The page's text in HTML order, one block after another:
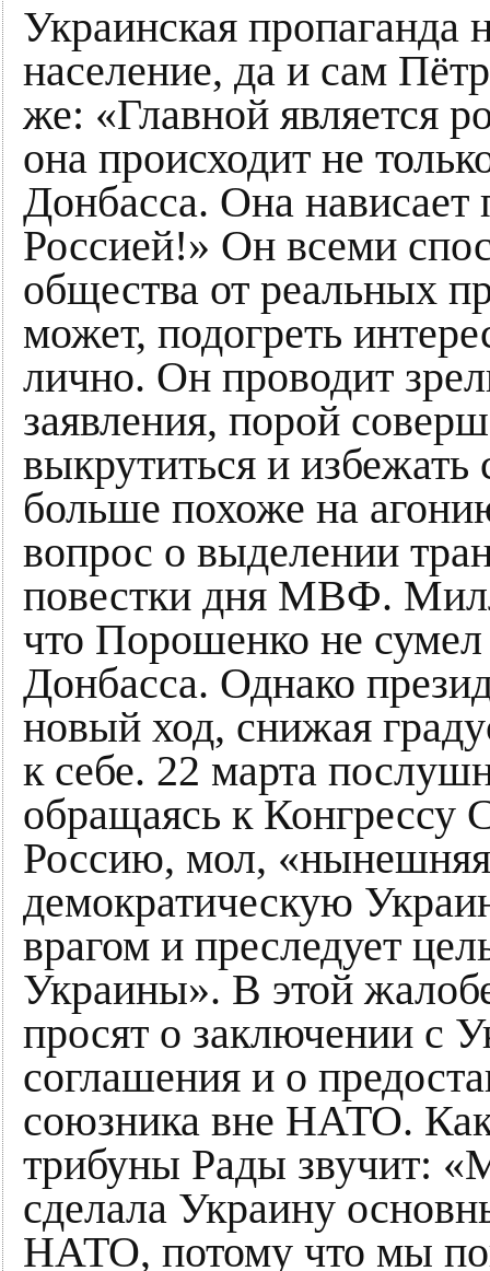
Украинская пропаганда
население, да и сам
же: «Главной является
она происходит не
Донбасса. Она
Россией!» Он всеми
общества от реальных
может, подогреть
лично. Он проводит
заявления, порой
выкрутиться и
больше похоже на
вопрос о выделении
повестки дня МВФ.
что Порошенко не сумел
Донбасса. Однако
новый ход, снижая
к себе. 22 марта
обращаясь к
Россию, мол, «нынешняя
демократическую
врагом и преследует
Украины». В этой
просят о заключении с
соглашения и о
союзника вне НАТО.
трибуны Рады звучит:
сделала Украину
НАТО, потому что мы